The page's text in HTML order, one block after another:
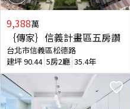
9,388萬
｛傳家｝信義計畫區五房讚
台北市信義區松德路
建坪90.44 5房2廳 35.4年